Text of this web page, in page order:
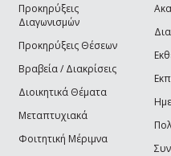
Προκηρύξεις
Διαγωνισμών
Προκηρύξεις Θέσεων
Βραβεία / Διακρίσεις
Διοικητικά Θέματα
Μεταπτυχιακά
Φοιτητική Μέριμνα